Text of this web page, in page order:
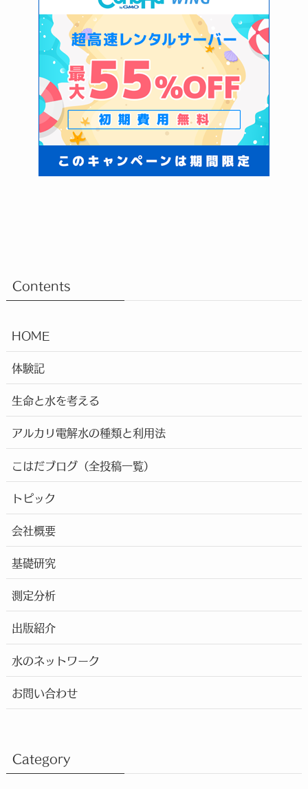
Contents
HOME
体験記
生命と水を考える
アルカリ電解水の種類と利用法
こはだブログ（全投稿一覧）
トピック
会社概要
基礎研究
測定分析
出版紹介
水のネットワーク
お問い合わせ
Category